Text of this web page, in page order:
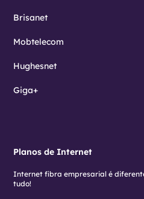
Brisanet
Mobtelecom
Hughesnet
Giga+
Planos de Internet
Internet fibra empresarial é
tudo!